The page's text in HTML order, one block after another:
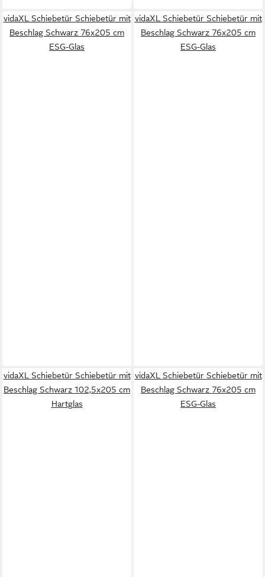
vidaXL Schiebetür Schiebetür mit
Beschlag Schwarz 76x205 cm
ESG-Glas
vidaXL Schiebetür Schiebetür mit
Beschlag Schwarz 76x205 cm
ESG-Glas
vidaXL Schiebetür Schiebetür mit
Beschlag Schwarz 102,5x205 cm
Hartglas
vidaXL Schiebetür Schiebetür mit
Beschlag Schwarz 76x205 cm
ESG-Glas